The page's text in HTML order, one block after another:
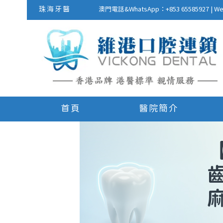
珠海牙醫 澳門電話&WhatsApp：+853 65585927 |
首頁 醫院簡介